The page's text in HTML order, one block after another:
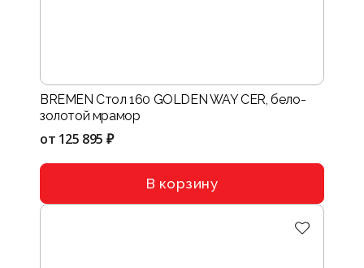
BREMEN Стол 160 GOLDEN WAY CER, бело-
золотой мрамор
от 125 895 ₽
В корзину